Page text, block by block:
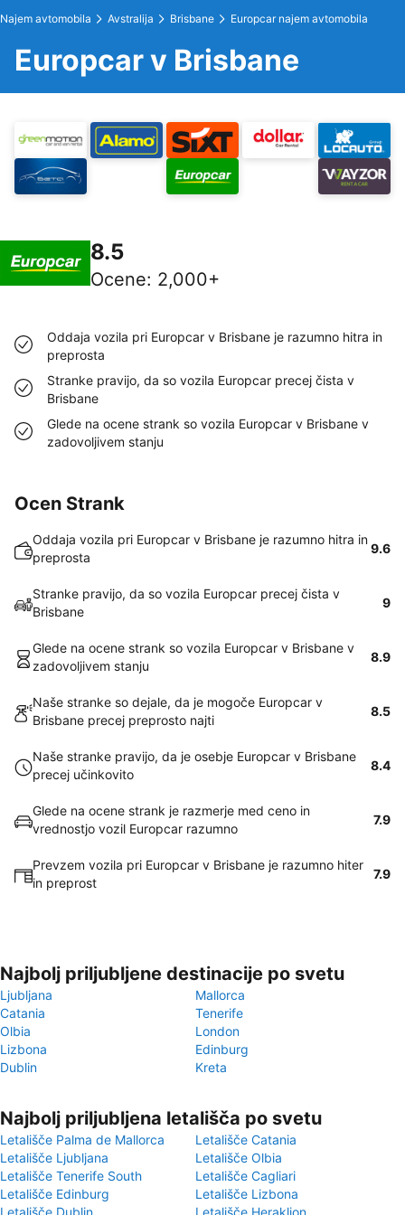
Najem avtomobila Avstralija Brisbane Europcar najem avtomobila
Europcar v Brisbane
8.5
Ocene: 2,000+
Oddaja vozila pri Europcar v Brisbane je razumno hitra in
preprosta
Stranke pravijo, da so vozila Europcar precej čista v
Brisbane
Glede na ocene strank so vozila Europcar v Brisbane v
zadovoljivem stanju
Ocen Strank
Oddaja vozila pri Europcar v Brisbane je razumno hitra in
preprosta
9.6
Stranke pravijo, da so vozila Europcar precej čista v
Brisbane
9
Glede na ocene strank so vozila Europcar v Brisbane v
zadovoljivem stanju
8.9
Naše stranke so dejale, da je mogoče Europcar v
Brisbane precej preprosto najti
8.5
Naše stranke pravijo, da je osebje Europcar v Brisbane
precej učinkovito
8.4
Glede na ocene strank je razmerje med ceno in
vrednostjo vozil Europcar razumno
7.9
Prevzem vozila pri Europcar v Brisbane je razumno hiter
in preprost
7.9
Najbolj priljubljene destinacije po svetu
Ljubljana
Mallorca
Catania
Tenerife
Olbia
London
Lizbona
Edinburg
Dublin
Kreta
Najbolj priljubljena letališča po svetu
Letališče Palma de Mallorca
Letališče Catania
Letališče Ljubljana
Letališče Olbia
Letališče Tenerife South
Letališče Cagliari
Letališče Edinburg
Letališče Lizbona
Letališče Dublin
Letališče Heraklion